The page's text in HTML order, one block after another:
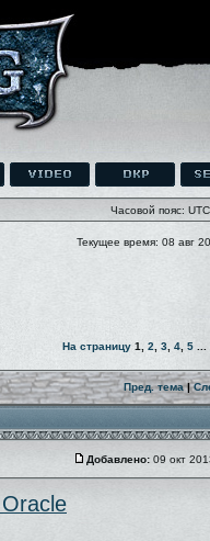
Часовой пояс:
Текущее время: 08 авг
На страницу 1 2 3 4 5
Пред. тема|
Добавлено: 09 окт